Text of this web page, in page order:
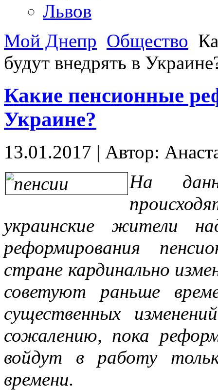
Львов
Мой Днепр Общество
будут внедрять в
Какие пенсионные
Украине?
13.01.2017 | Автор:
На
украинские жители
реформирования
стране кардинально
советуют раньше
существенных
сожалению, пока
войдут в работу
времени.